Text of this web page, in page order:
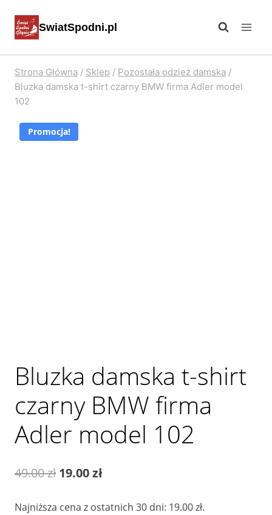
SwiatSpodni.pl
Strona Główna / Sklep / Pozostała odzież damska /
Bluzka damska t-shirt czarny BMW firma Adler model
102
Promocja!
Bluzka damska t-shirt
czarny BMW firma
Adler model 102
49.00zł Pierwotna
19.00złAktualna
Najniższa cena z ostatnich 30 dni: 19.00zł.